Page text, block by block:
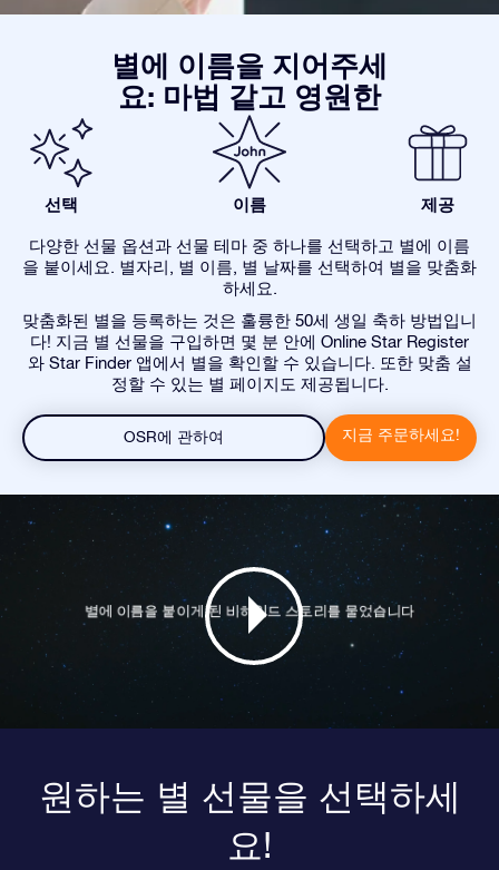
별에 이름을 지어주세
요: 마법 같고 영원한
선택 이름 제공
다양한 선물 옵션과 선물 테마 중 하나를 선택하고 별에 이름
을 붙이세요. 별자리, 별 이름, 별 날짜를 선택하여 별을 맞춤화
하세요.
맞춤화된 별을 등록하는 것은 훌륭한 50세 생일 축하 방법입니
다! 지금 별 선물을 구입하면 몇 분 안에 Online Star Register
와 Star Finder 앱에서 별을 확인할 수 있습니다. 또한 맞춤 설
정할 수 있는 별 페이지도 제공됩니다.
OSR에 관하여 지금 주문하세요!
원하는 별 선물을 선택하세
요!